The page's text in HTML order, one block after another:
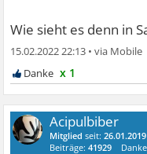
Wie sieht es denn in
15.02.2022 22:13 •
x 1
Acipulbiber
Mitglied seit:26.01.2019
Beiträge:41929